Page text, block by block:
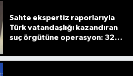
Sahte ekspertiz raporlarıyla
Türk vatandaşlığı kazandıran
suç örgütüne operasyon: 32